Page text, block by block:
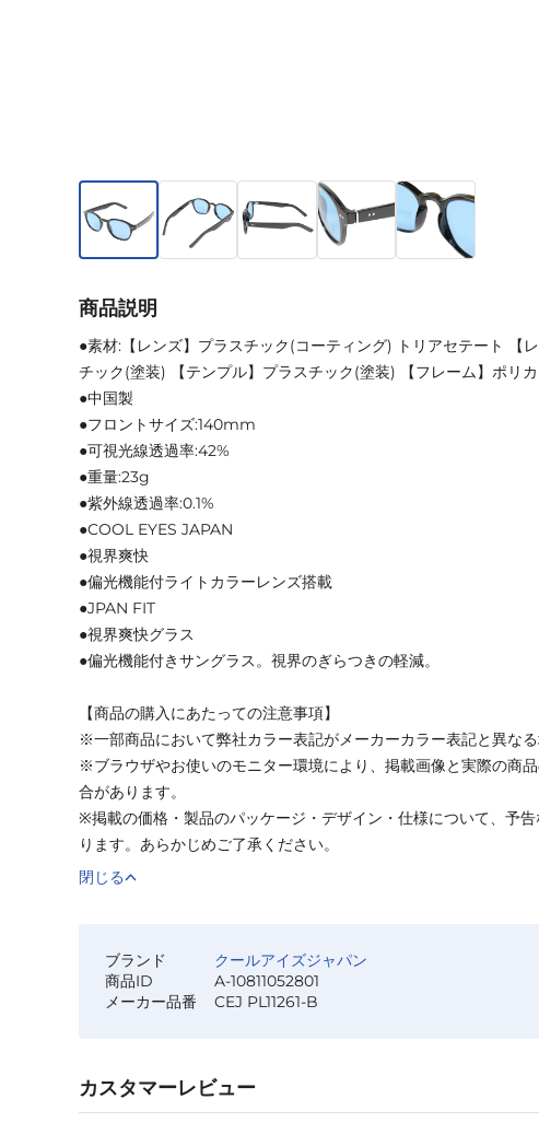
商品説明
●素材:【レンズ】プラスチック(コーティング) トリアセテート 【
チック(塗装) 【テンプル】プラスチック(塗装) 【フレーム】ポリ
●中国製
●フロントサイズ:140mm
●可視光線透過率:42%
●重量:23g
●紫外線透過率:0.1%
●COOL EYES JAPAN
●視界爽快
●偏光機能付ライトカラーレンズ搭載
●JPAN FIT
●視界爽快グラス
●偏光機能付きサングラス。視界のぎらつきの軽減。
【商品の購入にあたっての注意事項】
※一部商品において弊社カラー表記がメーカーカラー表記と異なる
※ブラウザやお使いのモニター環境により、掲載画像と実際の商
合があります。
※掲載の価格・製品のパッケージ・デザイン・仕様について、予
ります。あらかじめご了承ください。
閉じる
ブランド
クールアイズジャパン
商品ID
A-10811052801
メーカー品番
CEJ PL11261-B
カスタマーレビュー